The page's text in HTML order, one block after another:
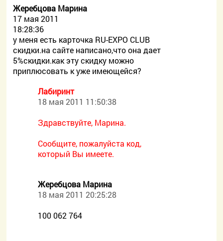
Жеребцова Марина
17 мая 2011
18:28:36
у меня есть карточка RU-EXPO CLUB
скидки.на сайте написано,что она дает
5%скидки.как эту скидку можно
приплюсовать к уже имеющейся?
Лабиринт
18 мая 2011 11:50:38
Здравствуйте, Марина.
Сообщите, пожалуйста код,
который Вы имеете.
Жеребцова Марина
18 мая 2011 20:25:28
100 062 764